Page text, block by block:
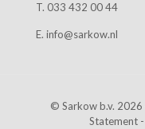
T. 033 432 00 44
E. info@sarkow.nl
© Sarkow b.v. 2026
Statement